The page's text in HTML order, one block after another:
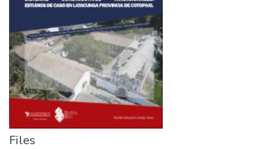
Files